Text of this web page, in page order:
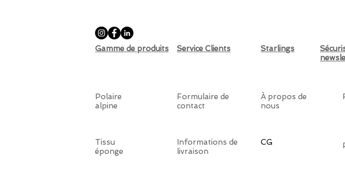
Gamme de produits Service Clients Starlings
Polaire
alpine
Formulaire de
contact
À propos de
nous
Tissu
éponge
Informations de
livraison
CG